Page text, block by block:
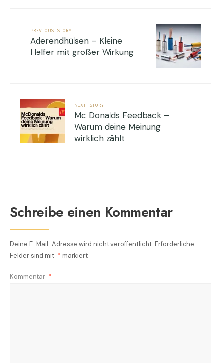
PREVIOUS STORY
Aderendhülsen – Kleine
Helfer mit großer Wirkung
NEXT STORY
Mc Donalds Feedback –
Warum deine Meinung
wirklich zählt
Schreibe einen Kommentar
Deine E-Mail-Adresse wird nicht veröffentlicht. Erforderliche
Felder sind mit * markiert
Kommentar *